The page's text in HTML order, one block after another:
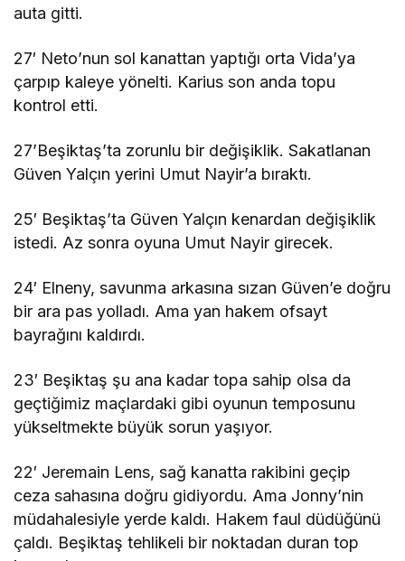
auta gitti.
27′ Neto’nun sol kanattan yaptığı orta Vida’ya
çarpıp kaleye yönelti. Karius son anda topu
kontrol etti.
27’Beşiktaş’ta zorunlu bir değişiklik. Sakatlanan
Güven Yalçın yerini Umut Nayir’a bıraktı.
25′ Beşiktaş’ta Güven Yalçın kenardan değişiklik
istedi. Az sonra oyuna Umut Nayir girecek.
24′ Elneny, savunma arkasına sızan Güven’e doğru
bir ara pas yolladı. Ama yan hakem ofsayt
bayrağını kaldırdı.
23′ Beşiktaş şu ana kadar topa sahip olsa da
geçtiğimiz maçlardaki gibi oyunun temposunu
yükseltmekte büyük sorun yaşıyor.
22′ Jeremain Lens, sağ kanatta rakibini geçip
ceza sahasına doğru gidiyordu. Ama Jonny’nin
müdahalesiyle yerde kaldı. Hakem faul düdüğünü
çaldı. Beşiktaş tehlikeli bir noktadan duran top